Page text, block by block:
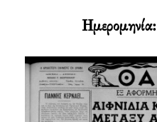
Ημερομηνία: